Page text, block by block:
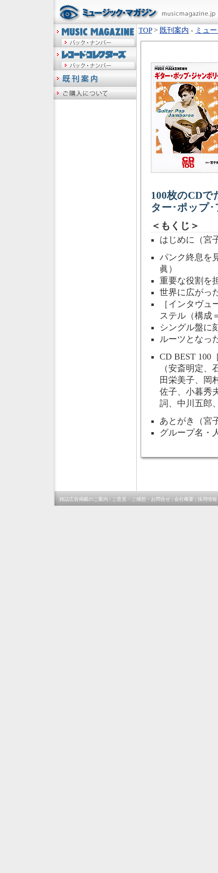
TOP> 既刊案内 - ミュ
100枚のCDで
ター･ポップ
＜もくじ＞
はじめに（宮
パンク終息を
眞）
重要な役割を
世界に広がっ
［インタヴ
ステル（構成
シングル盤に
ルーツとなっ
CD BEST 100
（安斎明定
田栄美子、岡
佐子、小暮秀
詞、中川五郎
あとがき（宮
グループ名・
雑誌広告掲載のご案内 ご意見・ご感想・お問合せ 会社概要 採用情報